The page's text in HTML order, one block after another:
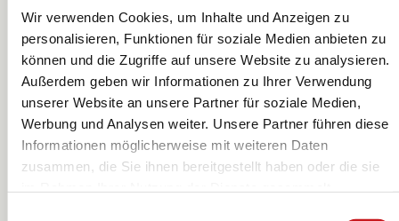
Wir verwenden Cookies, um Inhalte und Anzeigen zu
personalisieren, Funktionen für soziale Medien anbieten zu
können und die Zugriffe auf unsere Website zu analysieren.
Außerdem geben wir Informationen zu Ihrer Verwendung
unserer Website an unsere Partner für soziale Medien,
Werbung und Analysen weiter. Unsere Partner führen diese
Informationen möglicherweise mit weiteren Daten
zusammen, die Sie ihnen bereitgestellt haben oder die sie
Seidenpapier |
50×70 cm, 20
g/m², orange, 5
Stück
Heyda
Seidenpapier |
50×70 cm, 20
g/m², hellgrün,
5 Stück
Heyda